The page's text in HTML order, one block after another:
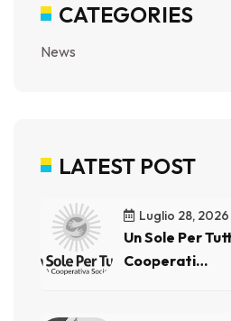
CATEGORIES
News
LATEST POST
Un Sole Per
Cooperati…
Luglio 28, 2026